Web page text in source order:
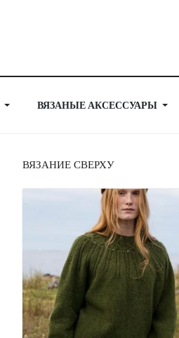
ВЯЗАНЫЕ АКСЕССУАРЫ
ВЯЗАНИЕ СВЕРХУ